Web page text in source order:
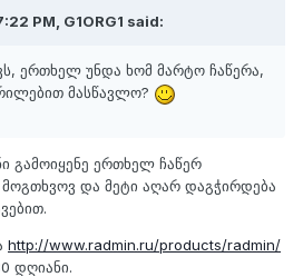
PM, G1ORG1 said:
ერთხელ უნდა ხომ მარტო ჩაწერა,
მასწავლო?
გამოიყენე ერთხელ ჩაწერ
და მეტი აღარ დაგჭირდება
http://www.radmin.ru/products/radmin/
დღიანი.